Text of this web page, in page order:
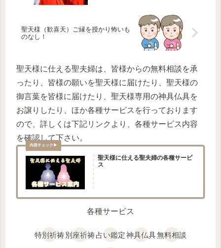
聖天様（歓喜天）ご縁を授かり怖いも
のなし！
聖天様に仕える聖夫婦は、皆様からの無料相談を承
ったり、皆様の願いを聖天様に届けたり、聖天様の
御言葉を皆様に届けたり、聖天様専用の神具仏具を
お譲りしたり、ほか各種サービスを行っております
ので、詳しくは下記リンクより、各種サービス内容
を確認して下さい。
聖天様に仕える聖夫婦の各種サービ
ス
各種サービス
特別祈祷別座祈祷占い鑑定神具仏具無料相談